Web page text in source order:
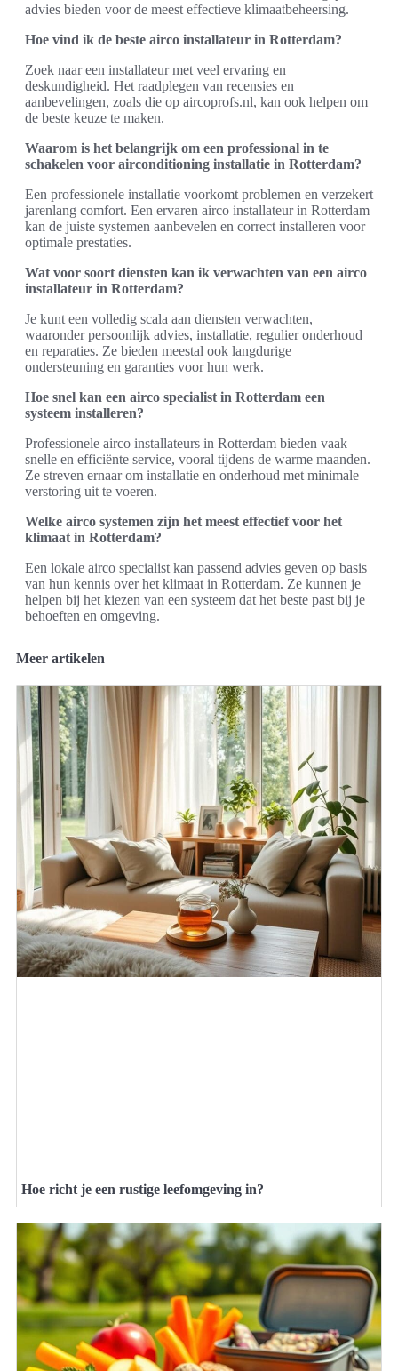
advies bieden voor de meest effectieve klimaatbeheersing.
Hoe vind ik de beste airco installateur in Rotterdam?
Zoek naar een installateur met veel ervaring en
deskundigheid. Het raadplegen van recensies en
aanbevelingen, zoals die op aircoprofs.nl, kan ook helpen om
de beste keuze te maken.
Waarom is het belangrijk om een professional in te
schakelen voor airconditioning installatie in Rotterdam?
Een professionele installatie voorkomt problemen en verzekert
jarenlang comfort. Een ervaren airco installateur in Rotterdam
kan de juiste systemen aanbevelen en correct installeren voor
optimale prestaties.
Wat voor soort diensten kan ik verwachten van een airco
installateur in Rotterdam?
Je kunt een volledig scala aan diensten verwachten,
waaronder persoonlijk advies, installatie, regulier onderhoud
en reparaties. Ze bieden meestal ook langdurige
ondersteuning en garanties voor hun werk.
Hoe snel kan een airco specialist in Rotterdam een
systeem installeren?
Professionele airco installateurs in Rotterdam bieden vaak
snelle en efficiënte service, vooral tijdens de warme maanden.
Ze streven ernaar om installatie en onderhoud met minimale
verstoring uit te voeren.
Welke airco systemen zijn het meest effectief voor het
klimaat in Rotterdam?
Een lokale airco specialist kan passend advies geven op basis
van hun kennis over het klimaat in Rotterdam. Ze kunnen je
helpen bij het kiezen van een systeem dat het beste past bij je
behoeften en omgeving.
Meer artikelen
Hoe richt je een rustige leefomgeving in?